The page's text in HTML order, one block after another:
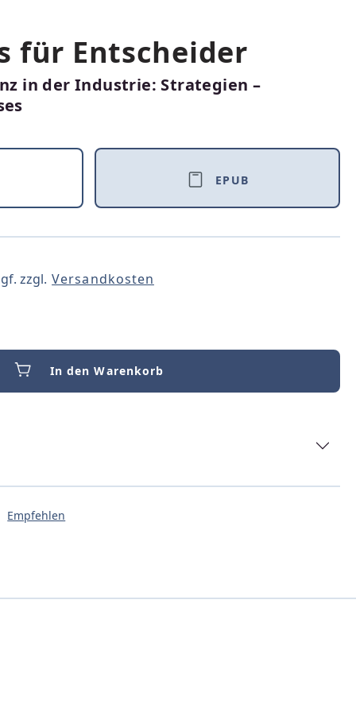
für Entscheider
in der Industrie: Strategien –
EPUB
zzgl. Versandkosten
In den Warenkorb
Empfehlen